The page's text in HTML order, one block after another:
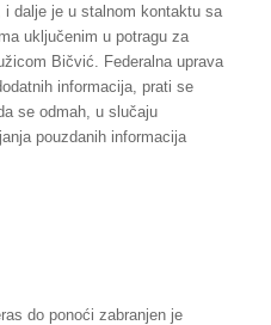
dalje je u stalnom kontaktu sa
uključenim u potragu za
Bičvić. Federalna uprava
informacija, prati se
se odmah, u slučaju
pouzdanih informacija
do ponoći zabranjen je